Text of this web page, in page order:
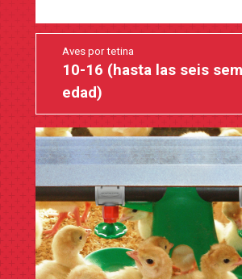
Aves por tetina
10-16 (hasta las seis
edad)